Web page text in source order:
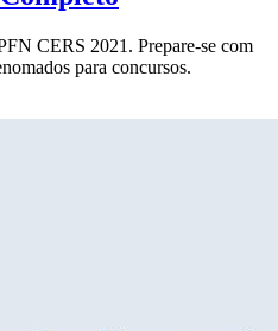
CERS 2021. Prepare-se com
para concursos.